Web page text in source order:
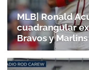
MLB| Ronald
cuadrangular
Bravos y Marlins